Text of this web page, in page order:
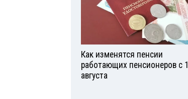
Как изменятся пенсии
работающих пенсионеров с 1
августа